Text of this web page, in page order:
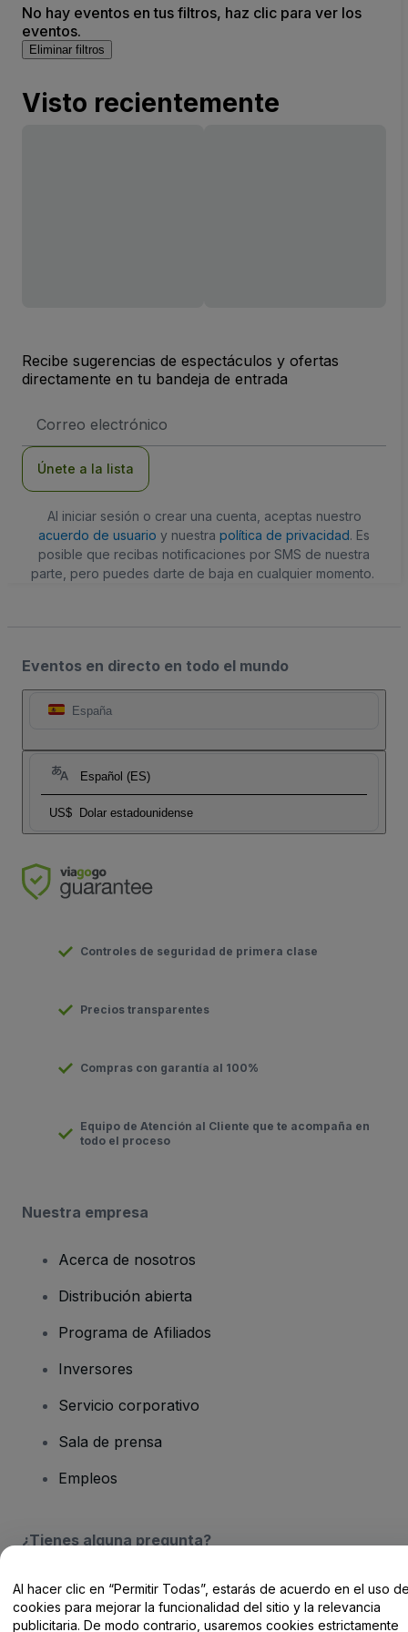
No hay eventos en tus filtros, haz clic para ver los
eventos.
Eliminar filtros
Visto recientemente
Recibe sugerencias de espectáculos y ofertas
directamente en tu bandeja de entrada
de
Únete a la lista
Al iniciar sesión o crear una cuenta, aceptas nuestro
acuerdo de usuario y nuestra política de privacidad. Es
posible que recibas notificaciones por SMS de nuestra
parte, pero puedes darte de baja en cualquier momento.
Eventos en directo en todo el mundo
España
Español (ES)
US$ Dolar estadounidense
Controles de seguridad de primera clase
Precios transparentes
Compras con garantía al 100%
Equipo de Atención al Cliente que te acompaña en
todo el proceso
Nuestra empresa
Acerca de nosotros
Distribución abierta
Programa de Afiliados
Inversores
Servicio corporativo
Sala de prensa
Empleos
¿Tienes alguna pregunta?
Centro de Ayuda / Contacto
Al hacer clic en “Permitir Todas”, estarás de acuerdo en el uso
cookies para mejorar la funcionalidad del sitio y la relevancia
publicitaria. De modo contrario, usaremos cookies estrictamente